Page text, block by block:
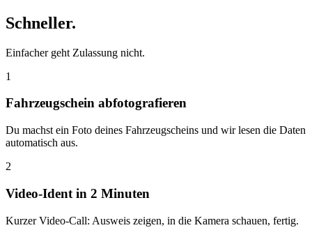
Schneller.
Einfacher geht Zulassung nicht.
1
Fahrzeugschein abfotografieren
Du machst ein Foto deines Fahrzeugscheins und wir lesen die Daten
automatisch aus.
2
Video-Ident in 2 Minuten
Kurzer Video-Call: Ausweis zeigen, in die Kamera schauen, fertig.